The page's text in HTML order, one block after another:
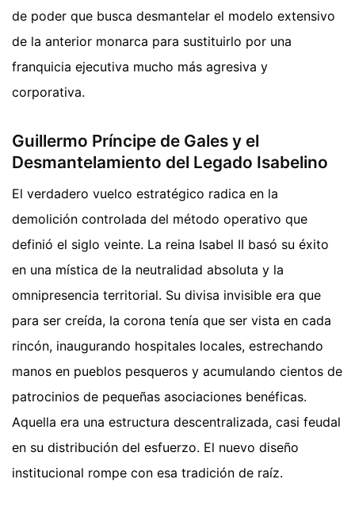
de poder que busca desmantelar el modelo extensivo
de la anterior monarca para sustituirlo por una
franquicia ejecutiva mucho más agresiva y
corporativa.
Guillermo Príncipe de Gales y el
Desmantelamiento del Legado Isabelino
El verdadero vuelco estratégico radica en la
demolición controlada del método operativo que
definió el siglo veinte. La reina Isabel II basó su éxito
en una mística de la neutralidad absoluta y la
omnipresencia territorial. Su divisa invisible era que
para ser creída, la corona tenía que ser vista en cada
rincón, inaugurando hospitales locales, estrechando
manos en pueblos pesqueros y acumulando cientos de
patrocinios de pequeñas asociaciones benéficas.
Aquella era una estructura descentralizada, casi feudal
en su distribución del esfuerzo. El nuevo diseño
institucional rompe con esa tradición de raíz.